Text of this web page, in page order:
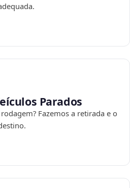
Parados
Fazemos a retirada e o